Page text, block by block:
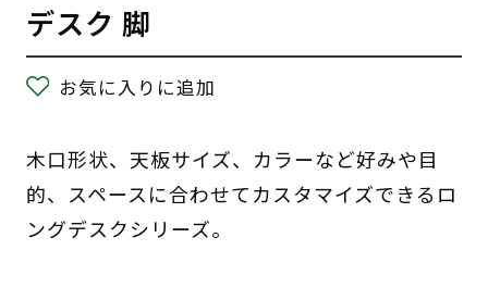
デスク 脚
お気に入りに追加
木口形状、天板サイズ、カラーなど好みや目
的、スペースに合わせてカスタマイズできるロ
ングデスクシリーズ。